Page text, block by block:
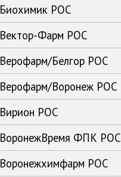
РОС
Фарм РОС
Белгор РОС
Воронеж РОС
РОС
ФПК РОС
РОС